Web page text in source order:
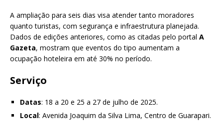
A ampliação para seis dias visa atender tanto moradores
quanto turistas, com segurança e infraestrutura planejada.
Dados de edições anteriores, como as citadas pelo portal A
Gazeta, mostram que eventos do tipo aumentam a
ocupação hoteleira em até 30% no período.
Serviço
Datas: 18 a 20 e 25 a 27 de julho de 2025.
Local: Avenida Joaquim da Silva Lima, Centro de Guarapari.